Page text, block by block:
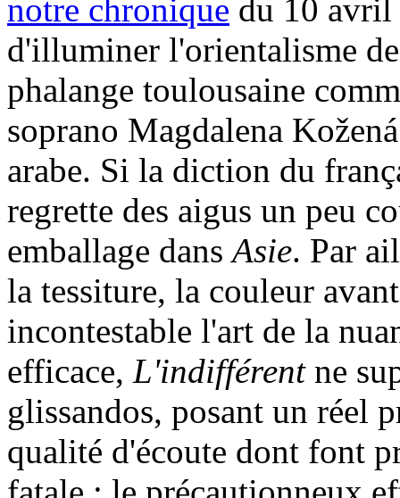
notre chronique du 10
d'illuminer l'orientalisme
phalange toulousaine
soprano Magdalena
arabe. Si la diction du
regrette des aigus un peu
emballage dansAsie. Par
la tessiture, la couleur
incontestable l'art de la
efficace, L'indifférentne
glissandos, posant un réel
qualité d'écoute dont font